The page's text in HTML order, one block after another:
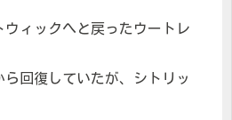
ウィックへと戻ったウートレ
回復していたが、シトリッ